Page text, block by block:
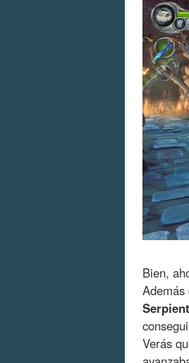
Bien,
Verás